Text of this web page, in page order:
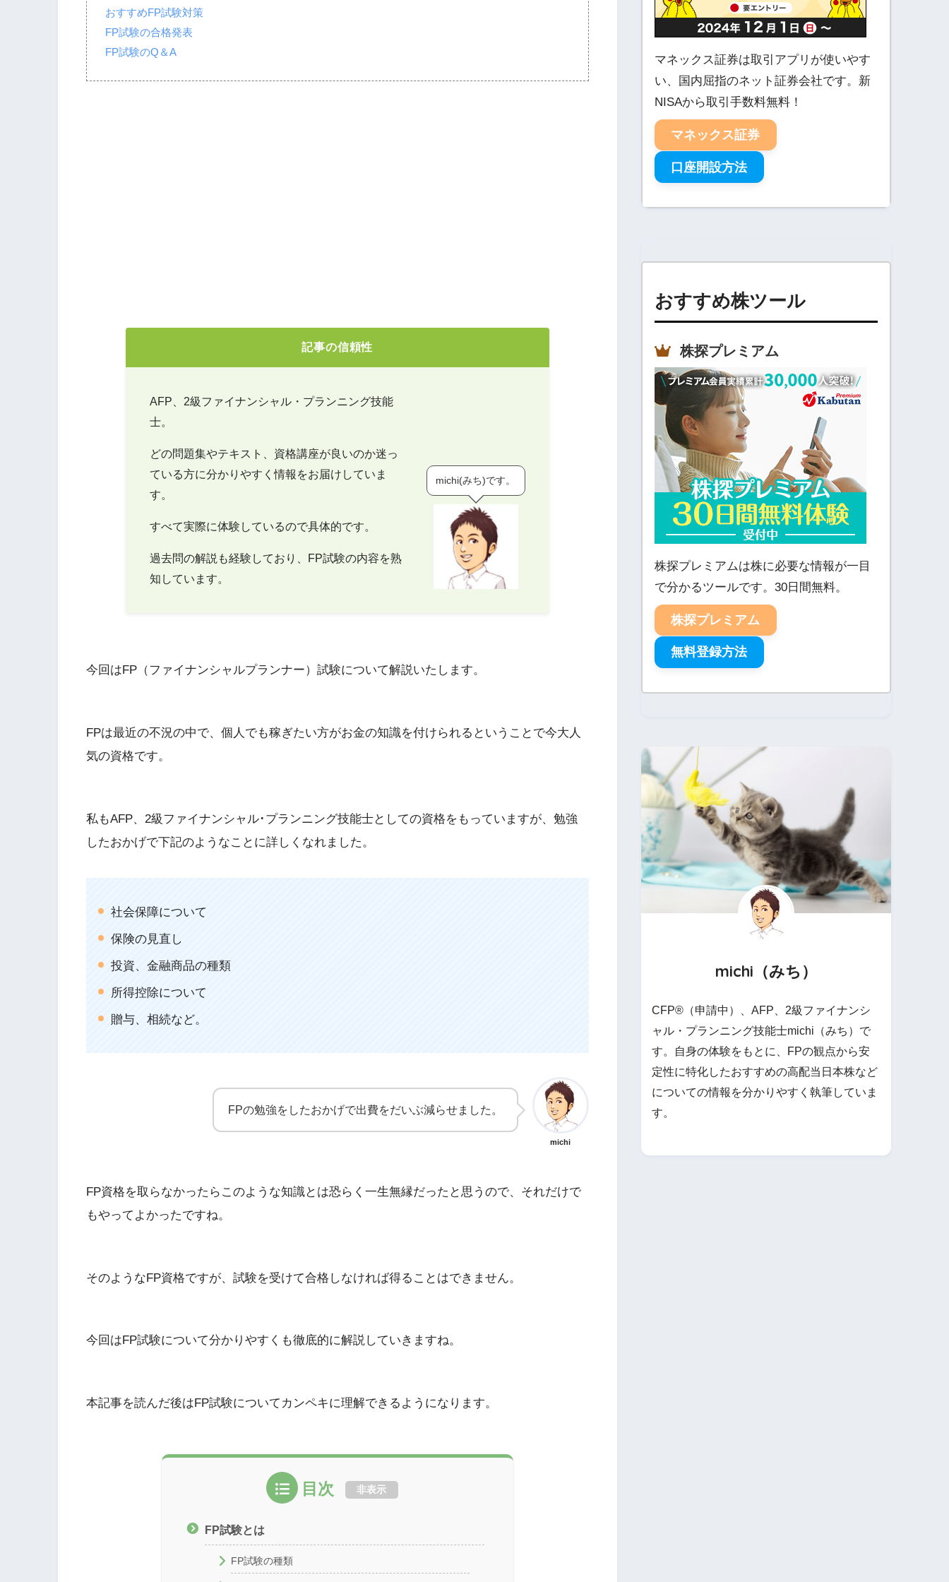
おすすめFP試験対策
FP試験の合格発表
FP試験のQ＆A
記事の信頼性
AFP、2級ファイナンシャル・プランニング技能
士。
どの問題集やテキスト、資格講座が良いのか迷っ
ている方に分かりやすく情報をお届けしていま
す。
すべて実際に体験しているので具体的です。
過去問の解説も経験しており、FP試験の内容を熟
知しています。
michi(みち)です。
今回はFP（ファイナンシャルプランナー）試験について解説いたします。
FPは最近の不況の中で、個人でも稼ぎたい方がお金の知識を付けられるということで今大人
気の資格です。
私もAFP、2級ファイナンシャル･プランニング技能士としての資格をもっていますが、勉強
したおかげで下記のようなことに詳しくなれました。
社会保障について
保険の見直し
投資、金融商品の種類
所得控除について
贈与、相続など。
michi
FPの勉強をしたおかげで出費をだいぶ減らせました。
FP資格を取らなかったらこのような知識とは恐らく一生無縁だったと思うので、それだけで
もやってよかったですね。
そのようなFP資格ですが、試験を受けて合格しなければ得ることはできません。
今回はFP試験について分かりやすくも徹底的に解説していきますね。
本記事を読んだ後はFP試験についてカンペキに理解できるようになります。
目次 非表示
FP試験とは
FP試験の種類
マネックス証券は取引アプリが使いやす
い、国内屈指のネット証券会社です。新
NISAから取引手数料無料！
マネックス証券
口座開設方法
おすすめ株ツール
株探プレミアム
株探プレミアムは株に必要な情報が一目
で分かるツールです。30日間無料。
株探プレミアム
無料登録方法
michi（みち）
CFP®（申請中）、AFP、2級ファイナンシ
ャル・プランニング技能士michi（みち）で
す。自身の体験をもとに、FPの観点から安
定性に特化したおすすめの高配当日本株など
についての情報を分かりやすく執筆していま
す。